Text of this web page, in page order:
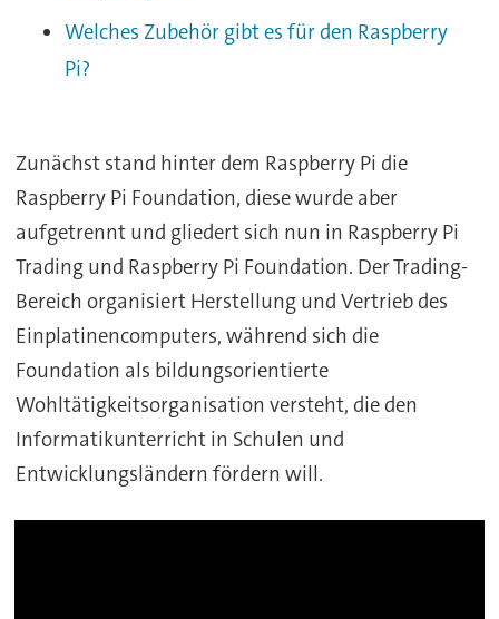
Welches Zubehör gibt es für den Raspberry
Pi?
Zunächst stand hinter dem Raspberry Pi die
Raspberry Pi Foundation, diese wurde aber
aufgetrennt und gliedert sich nun in Raspberry Pi
Trading und Raspberry Pi Foundation. Der Trading-
Bereich organisiert Herstellung und Vertrieb des
Einplatinencomputers, während sich die
Foundation als bildungsorientierte
Wohltätigkeitsorganisation versteht, die den
Informatikunterricht in Schulen und
Entwicklungsländern fördern will.